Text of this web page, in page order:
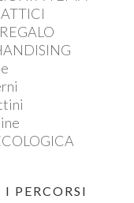
I PERCORSI